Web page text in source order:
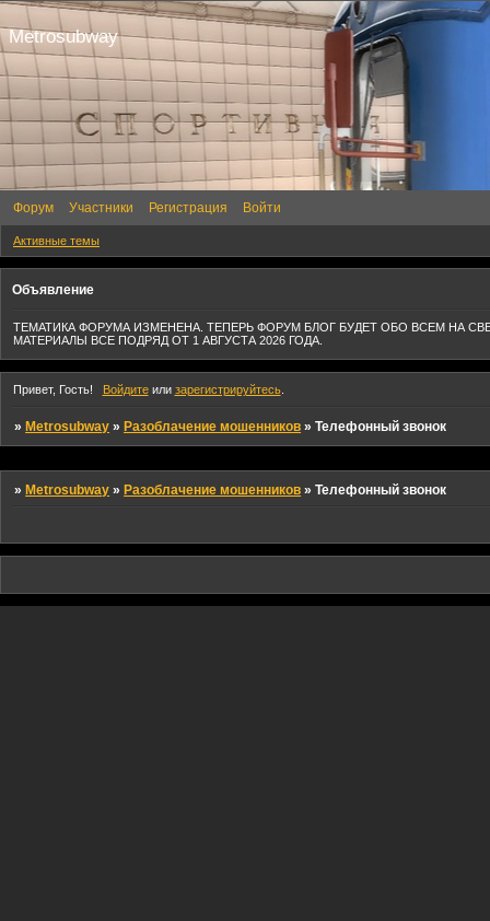
Metrosubway
Форум Участники Регистрация Войти
Активные темы
Объявление
ТЕМАТИКА ФОРУМА ИЗМЕНЕНА. ТЕПЕРЬ ФОРУМ БЛОГ БУДЕТ ОБО ВСЕМ НА
МАТЕРИАЛЫ ВСЕ ПОДРЯД ОТ 1 АВГУСТА 2026 ГОДА.
Привет, Гость! Войдитеили зарегистрируйтесь.
» Metrosubway » Разоблачение мошенников »Телефонный звонок
»Metrosubway »Разоблачение мошенников »Телефонный звонок